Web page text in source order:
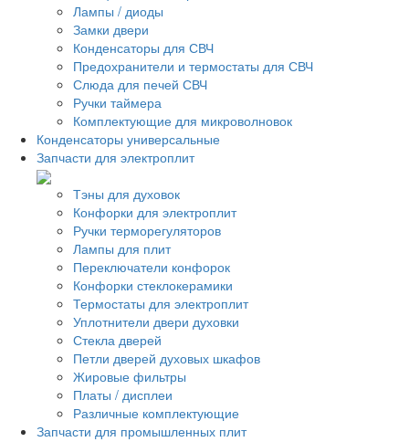
Лампы / диоды
Замки двери
Конденсаторы для СВЧ
Предохранители и термостаты для СВЧ
Слюда для печей СВЧ
Ручки таймера
Комплектующие для микроволновок
Конденсаторы универсальные
Запчасти для электроплит
Тэны для духовок
Конфорки для электроплит
Ручки терморегуляторов
Лампы для плит
Переключатели конфорок
Конфорки стеклокерамики
Термостаты для электроплит
Уплотнители двери духовки
Стекла дверей
Петли дверей духовых шкафов
Жировые фильтры
Платы / дисплеи
Различные комплектующие
Запчасти для промышленных плит